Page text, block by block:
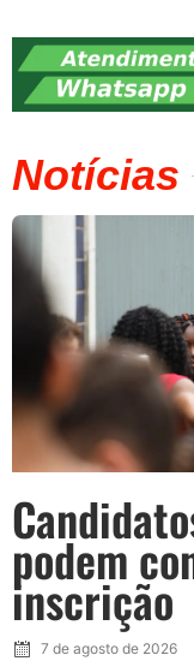
Notícias
podem
inscrição
7 de agosto de 2026